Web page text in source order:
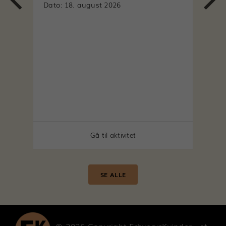
Dato: 18. august 2026
Gå til aktivitet
SE ALLE